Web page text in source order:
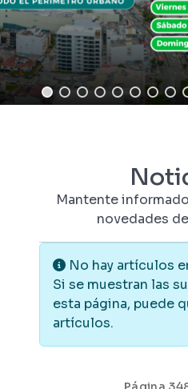
Mantente
novedades
Información
No hay artículos
Si se muestran las
esta página, puede
artículos.